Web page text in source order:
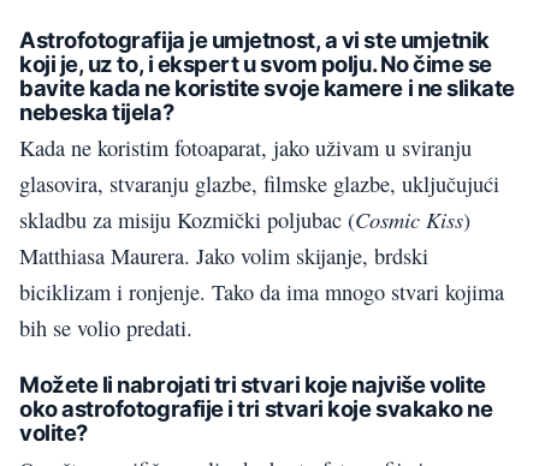
Astrofotografija je umjetnost, a vi ste umjetnik
koji je, uz to, i ekspert u svom polju. No čime se
bavite kada ne koristite svoje kamere i ne slikate
nebeska tijela?
Kada ne koristim fotoaparat, jako uživam u sviranju
glasovira, stvaranju glazbe, filmske glazbe, uključujući
skladbu za misiju Kozmički poljubac (Cosmic Kiss)
Matthiasa Maurera. Jako volim skijanje, brdski
biciklizam i ronjenje. Tako da ima mnogo stvari kojima
bih se volio predati.
Možete li nabrojati tri stvari koje najviše volite
oko astrofotografije i tri stvari koje svakako ne
volite?